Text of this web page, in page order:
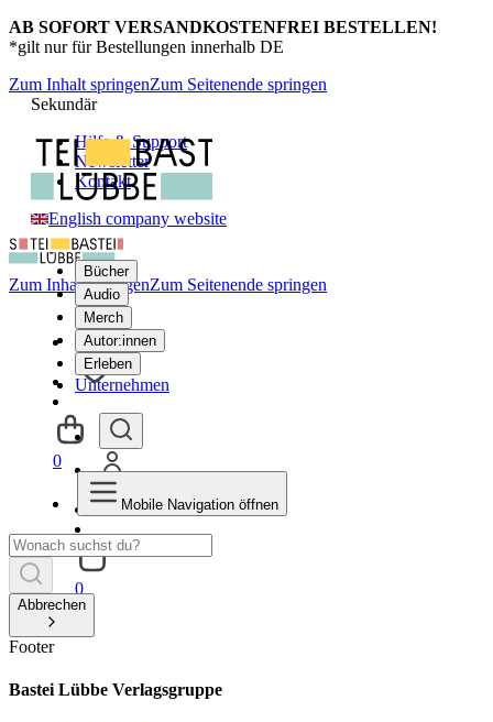
AB SOFORT VERSANDKOSTENFREI BESTELLEN!
*gilt nur für Bestellungen innerhalb DE
Zum Inhalt springenZum Seitenende springen
Sekundär
Hilfe & Support
Newsletter
Kontakt
English company website
Bücher
Audio
Merch
Autor:innen
Erleben
Unternehmen
0
Zum Inhalt springenZum Seitenende springen
0
Mobile Navigation öffnen
Abbrechen
Footer
Bastei Lübbe Verlagsgruppe